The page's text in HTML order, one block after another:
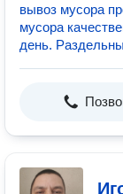
вывоз мусора
мусора
день.